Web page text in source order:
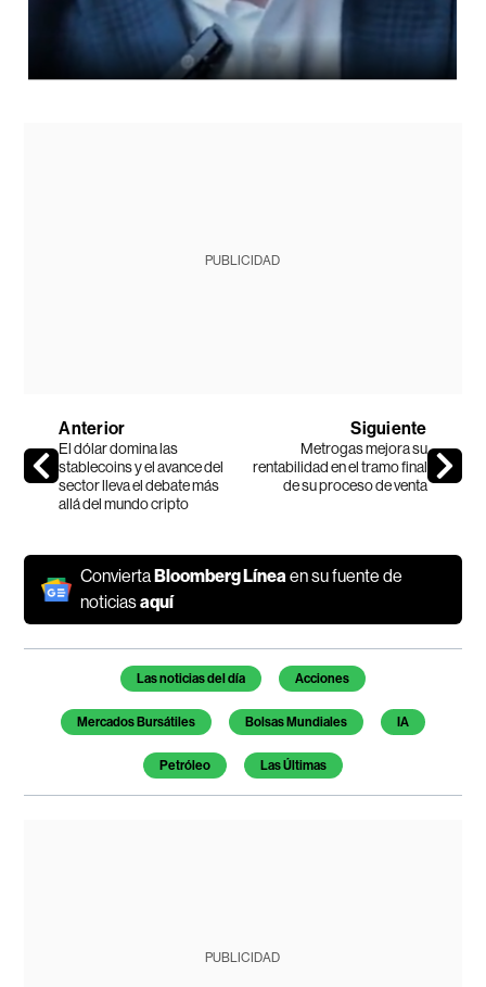
PUBLICIDAD
Anterior
El dólar domina las
stablecoins y el avance del
sector lleva el debate más
allá del mundo cripto
Siguiente
Metrogas mejora su
rentabilidad en el tramo final
de su proceso de venta
ConviertaBloomberg Líneaen su fuente de
noticiasaquí
Temas de este artículo
Las noticias del día Acciones
Mercados Bursátiles Bolsas Mundiales IA
Petróleo Las Últimas
PUBLICIDAD